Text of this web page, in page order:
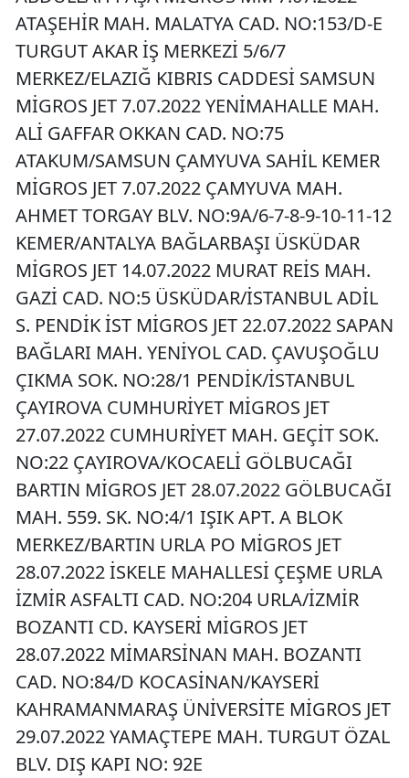
ATAŞEHİR MAH. MALATYA CAD. NO:153/D-E
TURGUT AKAR İŞ MERKEZİ 5/6/7
MERKEZ/ELAZIĞ KIBRIS CADDESİ SAMSUN
MİGROS JET 7.07.2022 YENİMAHALLE MAH.
ALİ GAFFAR OKKAN CAD. NO:75
ATAKUM/SAMSUN ÇAMYUVA SAHİL KEMER
MİGROS JET 7.07.2022 ÇAMYUVA MAH.
AHMET TORGAY BLV. NO:9A/6-7-8-9-10-11-12
KEMER/ANTALYA BAĞLARBAŞI ÜSKÜDAR
MİGROS JET 14.07.2022 MURAT REİS MAH.
GAZİ CAD. NO:5 ÜSKÜDAR/İSTANBUL ADİL
S. PENDİK İST MİGROS JET 22.07.2022 SAPAN
BAĞLARI MAH. YENİYOL CAD. ÇAVUŞOĞLU
ÇIKMA SOK. NO:28/1 PENDİK/İSTANBUL
ÇAYIROVA CUMHURİYET MİGROS JET
27.07.2022 CUMHURİYET MAH. GEÇİT SOK.
NO:22 ÇAYIROVA/KOCAELİ GÖLBUCAĞI
BARTIN MİGROS JET 28.07.2022 GÖLBUCAĞI
MAH. 559. SK. NO:4/1 IŞIK APT. A BLOK
MERKEZ/BARTIN URLA PO MİGROS JET
28.07.2022 İSKELE MAHALLESİ ÇEŞME URLA
İZMİR ASFALTI CAD. NO:204 URLA/İZMİR
BOZANTI CD. KAYSERİ MİGROS JET
28.07.2022 MİMARSİNAN MAH. BOZANTI
CAD. NO:84/D KOCASİNAN/KAYSERİ
KAHRAMANMARAŞ ÜNİVERSİTE MİGROS JET
29.07.2022 YAMAÇTEPE MAH. TURGUT ÖZAL
BLV. DIŞ KAPI NO: 92E